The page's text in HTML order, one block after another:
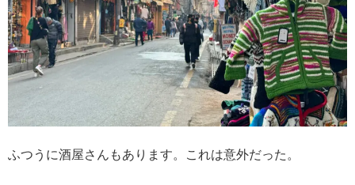
ふつうに酒屋さんもあります。これは意外だった。